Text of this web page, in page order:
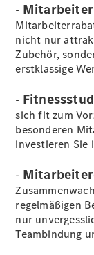
-
nicht nur
Zubehör,
erstklassige
-
sich fit zum
besonderen
investieren Sie
-
regelmäßigen
nur
Teambindung